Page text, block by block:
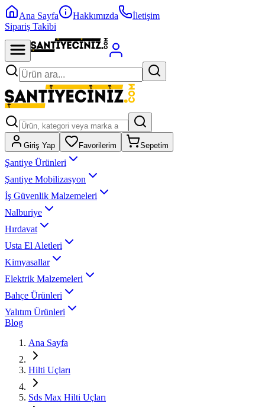
Ana Sayfa Hakkımızda
İletişim
Sipariş Takibi
Giriş Yap Favorilerim Sepetim
Şantiye Ürünleri
Şantiye Mobilizasyon
İş Güvenlik Malzemeleri
Nalburiye
Hırdavat
Usta El Aletleri
Kimyasallar
Elektrik Malzemeleri
Bahçe Ürünleri
Yalıtım Ürünleri
Blog
Ana Sayfa
Hilti Uçları
Sds Max Hilti Uçları